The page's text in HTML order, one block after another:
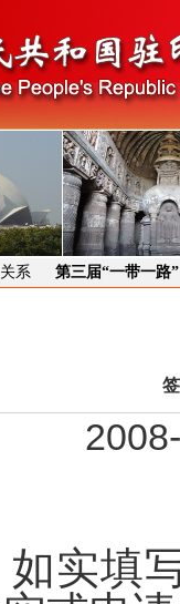
系 第三届“一带一路
实填